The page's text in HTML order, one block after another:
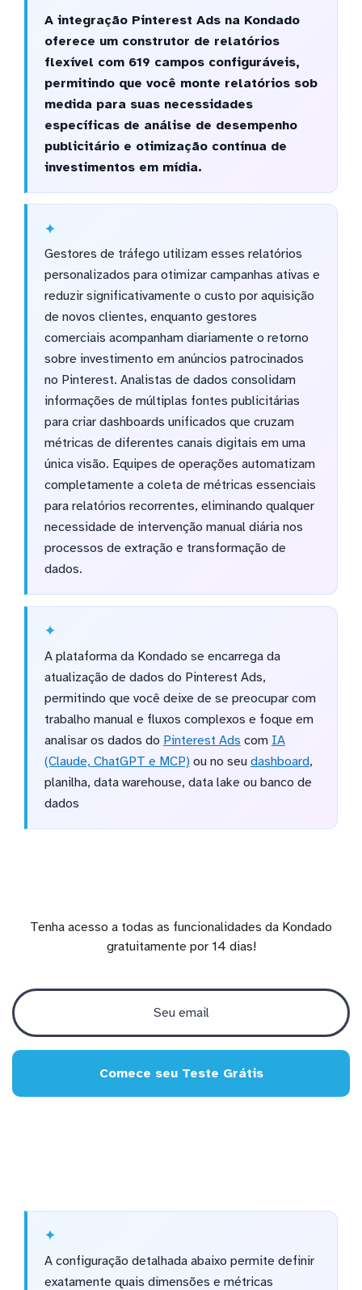
A integração Pinterest Ads na Kondado
oferece um construtor de relatórios
flexível com 619 campos configuráveis,
permitindo que você monte relatórios sob
medida para suas necessidades
específicas de análise de desempenho
publicitário e otimização contínua de
investimentos em mídia.
Gestores de tráfego utilizam esses relatórios
personalizados para otimizar campanhas ativas e
reduzir significativamente o custo por aquisição
de novos clientes, enquanto gestores
comerciais acompanham diariamente o retorno
sobre investimento em anúncios patrocinados
no Pinterest. Analistas de dados consolidam
informações de múltiplas fontes publicitárias
para criar dashboards unificados que cruzam
métricas de diferentes canais digitais em uma
única visão. Equipes de operações automatizam
completamente a coleta de métricas essenciais
para relatórios recorrentes, eliminando qualquer
necessidade de intervenção manual diária nos
processos de extração e transformação de
dados.
A plataforma da Kondado se encarrega da
atualização de dados do Pinterest Ads,
permitindo que você deixe de se preocupar com
trabalho manual e fluxos complexos e foque em
analisar os dados do Pinterest Ads com IA
(Claude, ChatGPT e MCP)ou no seu dashboard,
planilha, data warehouse, data lake ou banco de
dados
Tenha acesso a todas as funcionalidades da Kondado
gratuitamente por 14 dias!
Comece seu Teste Grátis
A configuração detalhada abaixo permite definir
exatamente quais dimensões e métricas